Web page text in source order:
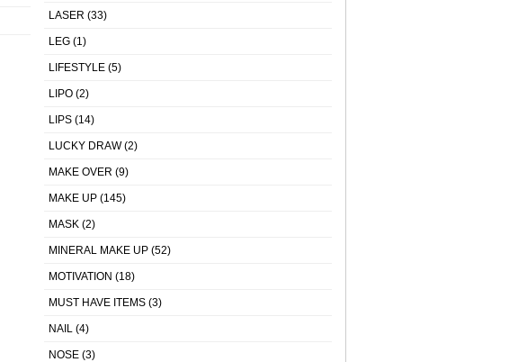
LASER (33)
LEG (1)
LIFESTYLE (5)
LIPO (2)
LIPS (14)
LUCKY DRAW(2)
MAKE OVER (9)
MAKE UP (145)
MASK (2)
MINERAL MAKE UP (52)
MOTIVATION (18)
MUST HAVE ITEMS (3)
NAIL (4)
NOSE (3)